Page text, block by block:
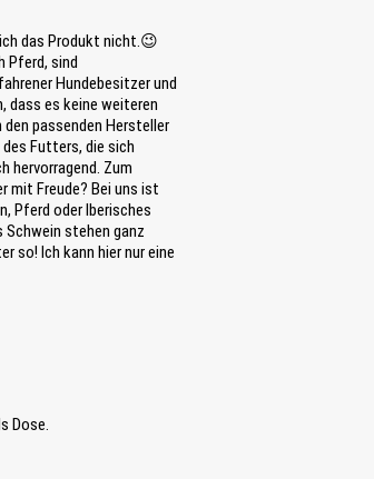
das Produkt nicht.😉
Pferd, sind
Hundebesitzer und
dass es keine weiteren
passenden Hersteller
Futters, die sich
hervorragend. Zum
mit Freude? Bei uns ist
Pferd oder Iberisches
Schwein stehen ganz
so! Ich kann hier nur eine
Dose.